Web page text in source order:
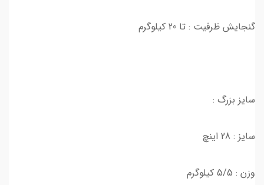
گنجایش ظرفیت : تا 20 کیلوگرم
سایز بزرگ :
سایز : 28 اینچ
وزن : 5/5 کیلوگرم